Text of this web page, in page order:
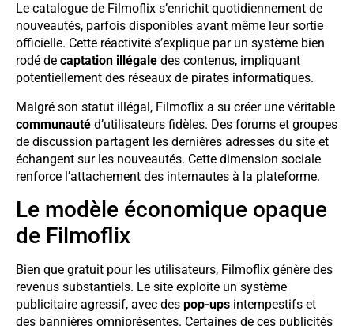
Le catalogue de Filmoflix s’enrichit quotidiennement de
nouveautés, parfois disponibles avant même leur sortie
officielle. Cette réactivité s’explique par un système bien
rodé de captation illégale des contenus, impliquant
potentiellement des réseaux de pirates informatiques.
Malgré son statut illégal, Filmoflix a su créer une véritable
communauté d’utilisateurs fidèles. Des forums et groupes
de discussion partagent les dernières adresses du site et
échangent sur les nouveautés. Cette dimension sociale
renforce l’attachement des internautes à la plateforme.
Le modèle économique opaque
de Filmoflix
Bien que gratuit pour les utilisateurs, Filmoflix génère des
revenus substantiels. Le site exploite un système
publicitaire agressif, avec des pop-ups intempestifs et
des bannières omniprésentes. Certaines de ces publicités